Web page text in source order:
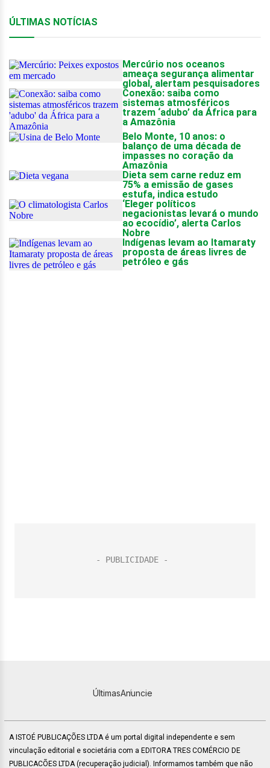
ÚltimasAnuncie
A ISTOÉ PUBLICAÇÕES LTDA é um portal digital independente e sem
vinculação editorial e societária com a EDITORA TRES COMÉRCIO DE
PUBLICACÕES LTDA (recuperação judicial). Informamos também que não